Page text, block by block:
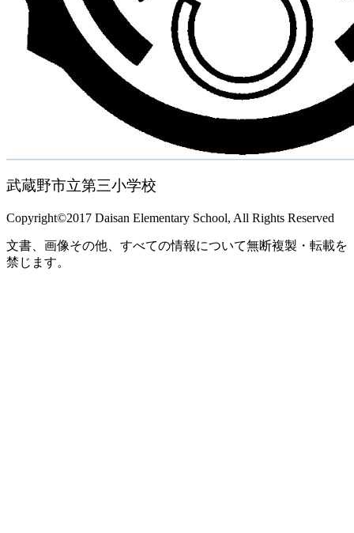
武蔵野市立第三小学校
Copyright©2017 Daisan Elementary School, All Rights Reserved
文書、画像その他、すべての情報について無断複製・転載を
禁じます。